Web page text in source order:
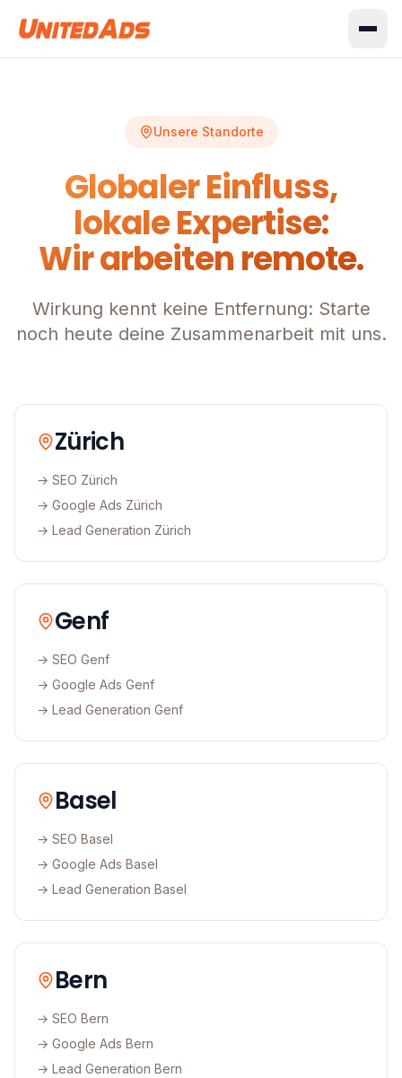
Unsere Standorte
Globaler Einfluss,
lokale Expertise:
Wir arbeiten remote.
Wirkung kennt keine Entfernung: Starte
noch heute deine Zusammenarbeit mit uns.
Zürich
→ SEO Zürich
→ Google Ads Zürich
→ Lead Generation Zürich
Genf
→ SEO Genf
→ Google Ads Genf
→ Lead Generation Genf
Basel
→ SEO Basel
→ Google Ads Basel
→ Lead Generation Basel
Bern
→ SEO Bern
→ Google Ads Bern
→ Lead Generation Bern